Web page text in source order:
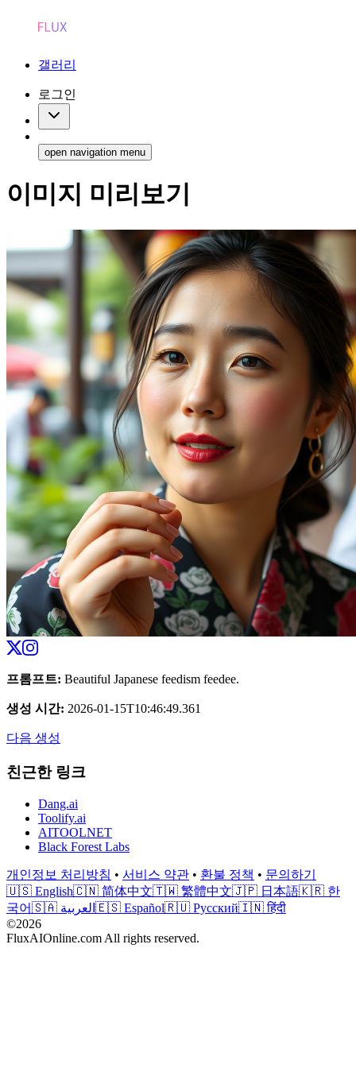
갤러리
로그인
open navigation menu
이미지 미리보기
프롬프트: Beautiful Japanese feedism feedee.
생성 시간: 2026-01-15T10:46:49.361
다음 생성
친근한 링크
Dang.ai
Toolify.ai
AITOOLNET
Black Forest Labs
개인정보 처리방침 • 서비스 약관 • 환불 정책 • 문의하기
🇺🇸 English🇨🇳 简体中文🇹🇼 繁體中文🇯🇵 日本語🇰🇷 한
국어
🇸🇦 العربية 🇪🇸 Español🇷🇺 Русский🇮🇳 हिंदी
©2026
FluxAIOnline.com All rights reserved.